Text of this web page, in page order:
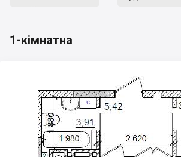
1-кімнатна